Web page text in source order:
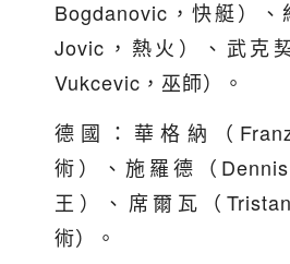
Bogdanovic，快艇）
Jovic，熱火）、武克
Vukcevic，巫師）。
德國：華格納（
術）、施羅德（
王）、席爾瓦（
術）。